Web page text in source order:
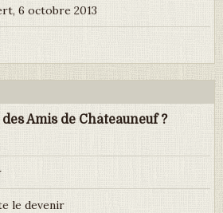
6 octobre 2013
Amis de Châteauneuf ?
le devenir